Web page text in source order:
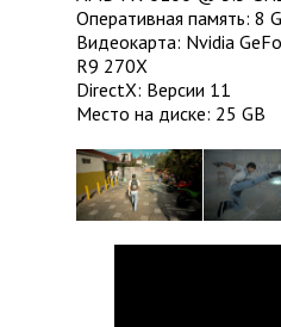
Оперативная память: 8
Видеокарта: Nvidia
R9 270X
DirectX: Версии 11
Место на диске: 25 GB